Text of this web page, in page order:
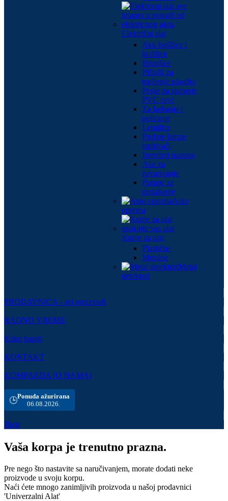
Električni alat
Aku bušilice i
šrafilice
Brusilice
Pištolji za
topljenje plastike
Pegle za spajanje
PVC cevi
Za farbanje i
poliranje
Lemilice
Probne lampe
ispitivači
Inverteri napona
Alat za
zavarivanje
Pumpe za
pretakanje
Auto
oprema
Kutije za alat
Plastične
Metalne
Metal
detektori
PRODAVNICA - svi proizvodi
RADNO VREME
Kako kupiti
KONTAKT
KOMPANIJA (O NAMA)
🕒Ponuda ažurirana
06.08.2026.
Blog
Vaša korpa je trenutno prazna.
Pre nego što nastavite sa naručivanjem, morate dodati neke
proizvode u svoju korpu.
Naći ćete mnogo zanimljivih proizvoda u našoj prodavnici
'Univerzalni Alat'